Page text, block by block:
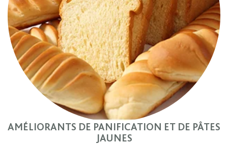
AMÉLIORANTS DE PANIFICATION ET DE PÂTES
JAUNES